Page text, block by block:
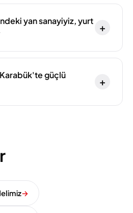
yan sanayiyiz, yurt
+
güçlü
+
→